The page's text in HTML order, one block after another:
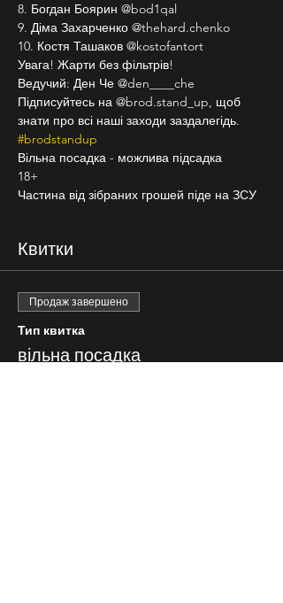
8. Богдан Боярин @bod1qal
9. Діма Захарченко @thehard.chenko
10. Костя Ташаков @kostofantort
Увага! Жарти без фільтрів!
Ведучий: Ден Че @den____che
Підписуйтесь на @brod.stand_up, щоб
знати про всі наші заходи заздалегідь.
#brodstandup
Вільна посадка - можлива підсадка
18+
Частина від зібраних грошей піде на ЗСУ
Квитки
Продаж завершено
Тип квитка
вільна посадка